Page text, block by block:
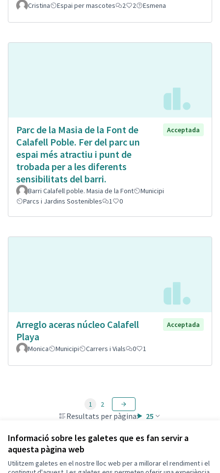
Informació sobre les galetes que es fan servir a
aquesta pàgina web
Utilitzem galetes en el nostre lloc web per a millorar el rendiment i el
Cristina
Espai per mascotes 2 2 Esmena
Parc de la Masia de la Font de
Calafell Poble. Fer del parc un
espai més atractiu i punt de
trobada per a les diferents
sensibilitats del barri.
Acceptada
Barri Calafell poble. Masia de la Font
Municipi
Parcs i Jardins Sostenibles
1 0
Arreglo aceras núcleo Calafell
Playa
Acceptada
Monica Municipi Carrers i Vials 0 1
Resultats per pàgina: 25
1 2
Termes i condicions d'ús